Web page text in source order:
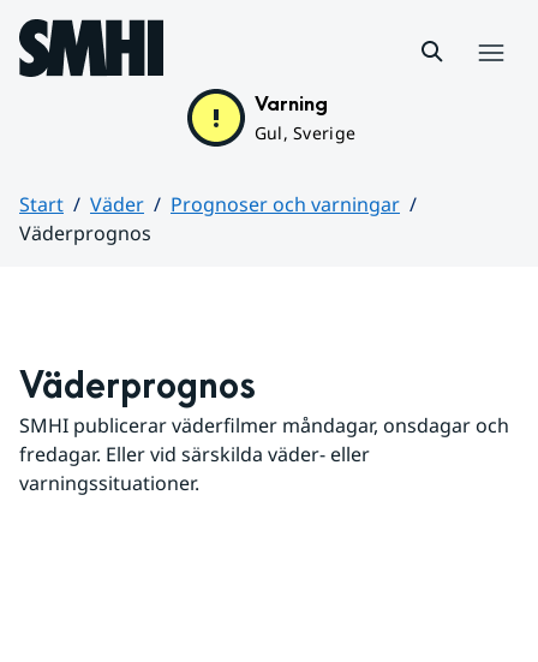
Hoppa till sidans innehåll
Varning
Gul, Sverige
Start Väder
Prognoser och varningar
Väderprognos
Väderprognos
SMHI publicerar väderfilmer måndagar, onsdagar och
fredagar. Eller vid särskilda väder- eller
varningssituationer.